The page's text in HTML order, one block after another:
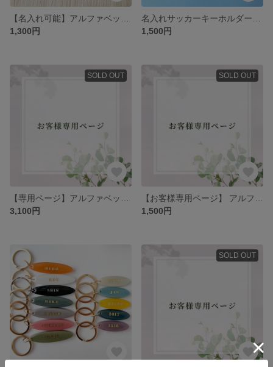
1,300円
1,500円
SOLD OUT
3,100円
SOLD OUT
1,500円
SOLD OUT